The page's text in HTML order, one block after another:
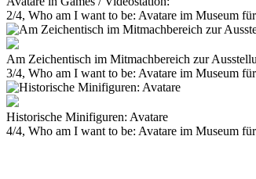
2/4, Who am I want to be: Avatare im Museum
Am Zeichentisch im Mitmachbereich zur
3/4, Who am I want to be: Avatare im Museum
Historische Minifiguren: Avatare
4/4, Who am I want to be: Avatare im Museum